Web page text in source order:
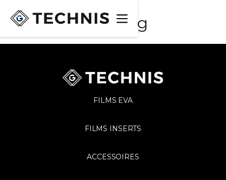
Heading
FILMS EVA
FILMS INSERTS
ACCESSOIRES